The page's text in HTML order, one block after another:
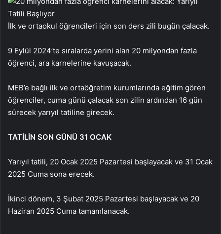
İlk ve ortaokul öğrencileri için son ders zili bugün çalacak.
9 Eylül 2024’te sıralarda yerini alan 20 milyondan fazla
öğrenci, ara karnelerine kavuşacak.
MEB’e bağlı ilk ve ortaöğretim kurumlarında eğitim gören
öğrenciler, cuma günü çalacak son zilin ardından 16 gün
sürecek yarıyıl tatiline girecek.
TATİLİN SON GÜNÜ 31 OCAK
Yarıyıl tatili, 20 Ocak 2025 Pazartesi başlayacak ve 31 Ocak
2025 Cuma sona erecek.
İkinci dönem, 3 Şubat 2025 Pazartesi başlayacak ve 20
Haziran 2025 Cuma tamamlanacak.